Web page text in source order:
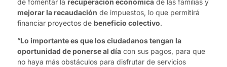
de fomentar la recuperación económica de las familias y
mejorar la recaudación de impuestos, lo que permitirá
financiar proyectos de beneficio colectivo.
“Lo importante es que los ciudadanos tengan la
oportunidad de ponerse al día con sus pagos, para que
no haya más obstáculos para disfrutar de servicios